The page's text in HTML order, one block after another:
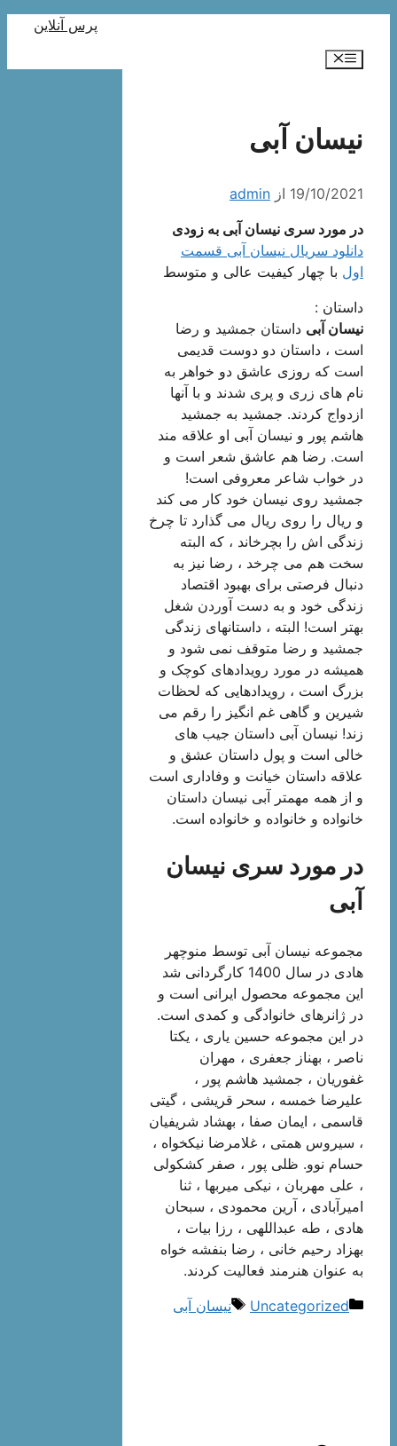
پرس آنلاین
فهرست
نیسان آبی
19/10/2021 از admin
در مورد سری نیسان آبی به زودی
دانلود سریال نیسان آبی قسمت
اول با چهار کیفیت عالی و متوسط
داستان :
نیسان آبی داستان جمشید و رضا
است ، داستان دو دوست قدیمی
است که روزی عاشق دو خواهر به
نام های زری و پری شدند و با آنها
ازدواج کردند. جمشید به جمشید
هاشم پور و نیسان آبی او علاقه مند
است. رضا هم عاشق شعر است و
در خواب شاعر معروفی است!
جمشید روی نیسان خود کار می کند
و ریال را روی ریال می گذارد تا چرخ
زندگی اش را بچرخاند ، که البته
سخت هم می چرخد ​​، رضا نیز به
دنبال فرصتی برای بهبود اقتصاد
زندگی خود و به دست آوردن شغل
بهتر است! البته ، داستانهای زندگی
جمشید و رضا متوقف نمی شود و
همیشه در مورد رویدادهای کوچک و
بزرگ است ، رویدادهایی که لحظات
شیرین و گاهی غم انگیز را رقم می
زند! نیسان آبی داستان جیب های
خالی است و پول داستان عشق و
علاقه داستان خیانت و وفاداری است
و از همه مهمتر آبی نیسان داستان
خانواده و خانواده و خانواده است.
در مورد سری نیسان
آبی
مجموعه نیسان آبی توسط منوچهر
هادی در سال 1400 کارگردانی شد
این مجموعه محصول ایرانی است و
در ژانرهای خانوادگی و کمدی است.
در این مجموعه حسین یاری ، یکتا
ناصر ، بهناز جعفری ، مهران
غفوریان ، جمشید هاشم پور ،
علیرضا خمسه ، سحر قریشی ، گیتی
قاسمی ، ایمان صفا ، بهشاد شریفیان
، سیروس همتی ، غلامرضا نیکخواه ،
حسام نوو. ظلی پور ، صفر کشکولی
، علی مهربان ، نیکی میربها ، ثنا
امیرآبادی ، آرین محمودی ، سبحان
هادی ، طه عبداللهی ، رزا بیات ،
بهزاد رحیم خانی ، رضا بنفشه خواه
به عنوان هنرمند فعالیت کردند.
دسته‌ها
Uncategorized برچسب‌ها
نیسان آبی